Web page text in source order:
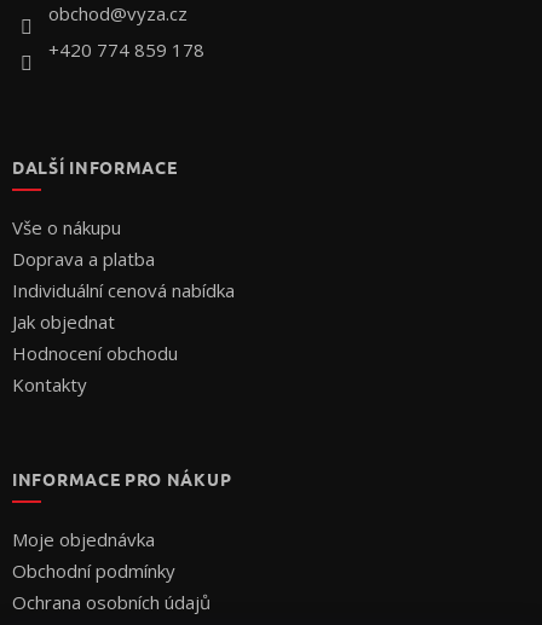
obchod@vyza.cz
+420 774 859 178
DALŠÍ INFORMACE
Vše o nákupu
Doprava a platba
Individuální cenová nabídka
Jak objednat
Hodnocení obchodu
Kontakty
INFORMACE PRO NÁKUP
Moje objednávka
Obchodní podmínky
Ochrana osobních údajů